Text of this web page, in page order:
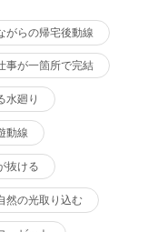
がらの帰宅後動線
事が一箇所で完結
水廻り
動線
抜ける
然の光取り込む